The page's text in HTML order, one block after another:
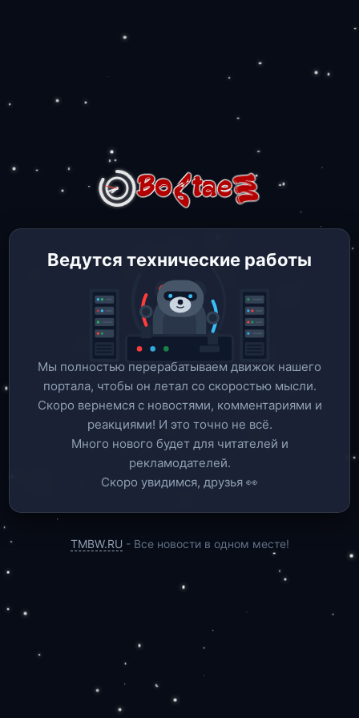
Ведутся технические работы
Мы полностью перерабатываем движок нашего
портала, чтобы он летал со скоростью мысли.
Скоро вернемся c новостями, комментариями и
реакциями! И это точно не всё.
Много нового будет для читателей и
рекламодателей.
Скоро увидимся, друзья 👀
TMBW.RU - Все новости в одном месте!